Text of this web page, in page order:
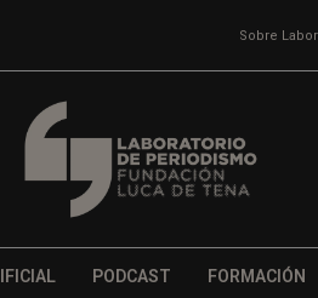
Sobre
PODCAST FORMACIÓN